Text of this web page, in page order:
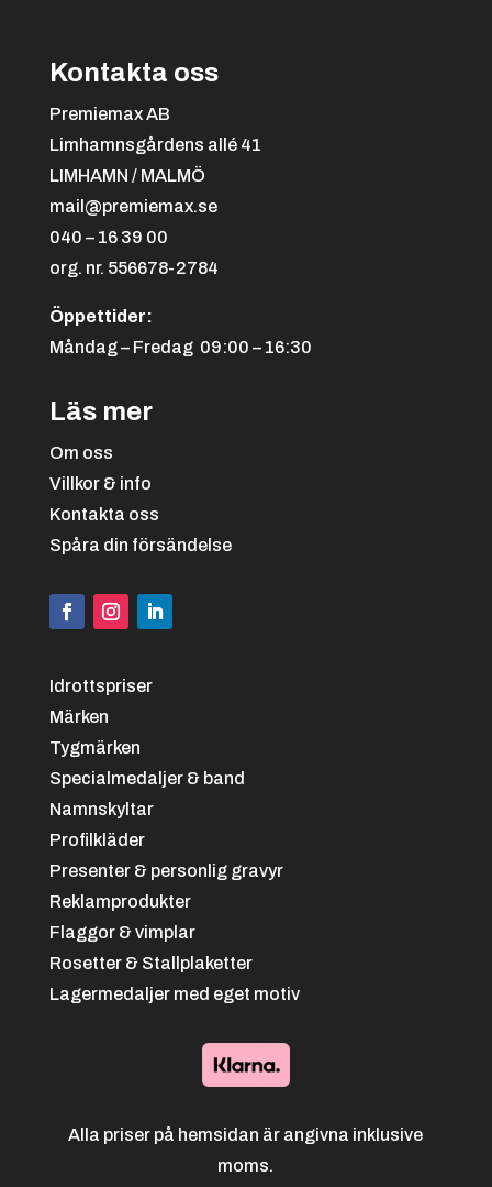
Kontakta oss
Premiemax AB
Limhamnsgårdens allé 41
LIMHAMN / MALMÖ
mail@premiemax.se
040 – 16 39 00
org. nr. 556678-2784
Öppettider:
Måndag – Fredag 09:00 – 16:30
Läs mer
Om oss
Villkor & info
Kontakta oss
Spåra din försändelse
Idrottspriser
Märken
Tygmärken
Specialmedaljer & band
Namnskyltar
Profilkläder
Presenter & personlig gravyr
Reklamprodukter
Flaggor & vimplar
Rosetter & Stallplaketter
Lagermedaljer med eget motiv
Alla priser på hemsidan är angivna inklusive
moms.